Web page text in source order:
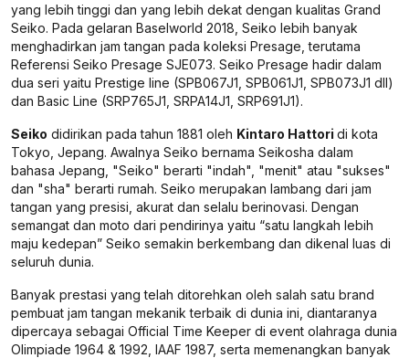
yang lebih tinggi dan yang lebih dekat dengan kualitas Grand
Seiko. Pada gelaran Baselworld 2018, Seiko lebih banyak
menghadirkan jam tangan pada koleksi Presage, terutama
Referensi Seiko Presage SJE073. Seiko Presage hadir dalam
dua seri yaitu Prestige line (SPB067J1, SPB061J1, SPB073J1 dll)
dan Basic Line (SRP765J1, SRPA14J1, SRP691J1).
Seiko didirikan pada tahun 1881 oleh Kintaro Hattori di kota
Tokyo, Jepang. Awalnya Seiko bernama Seikosha dalam
bahasa Jepang, "Seiko" berarti "indah", "menit" atau "sukses"
dan "sha" berarti rumah. Seiko merupakan lambang dari jam
tangan yang presisi, akurat dan selalu berinovasi. Dengan
semangat dan moto dari pendirinya yaitu “satu langkah lebih
maju kedepan” Seiko semakin berkembang dan dikenal luas di
seluruh dunia.
Banyak prestasi yang telah ditorehkan oleh salah satu brand
pembuat jam tangan mekanik terbaik di dunia ini, diantaranya
dipercaya sebagai Official Time Keeper di event olahraga dunia
Olimpiade 1964 & 1992, IAAF 1987, serta memenangkan banyak